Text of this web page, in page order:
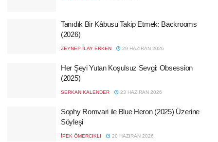
Tanıdık Bir Kâbusu Takip Etmek: Backrooms
(2026)
ZEYNEP İLAY ERKEN 29 HAZIRAN 2026
Her Şeyi Yutan Koşulsuz Sevgi: Obsession
(2025)
SERKAN KALENDER 23 HAZIRAN 2026
Sophy Romvari ile Blue Heron (2025) Üzerine
Söyleşi
İPEK ÖMERCIKLI 20 HAZIRAN 2026